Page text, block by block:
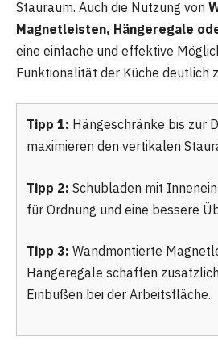
Stauraum. Auch die Nutzung von
Magnetleisten, Hängeregale
eine einfache und effektive
Funktionalität der Küche deutlich
Tipp 1: Hängeschränke bis zur
maximieren den vertikalen
Tipp 2: Schubladen mit
für Ordnung und eine bessere
Tipp 3: Wandmontierte
Hängeregale schaffen
Einbußen bei der Arbeitsfläche.